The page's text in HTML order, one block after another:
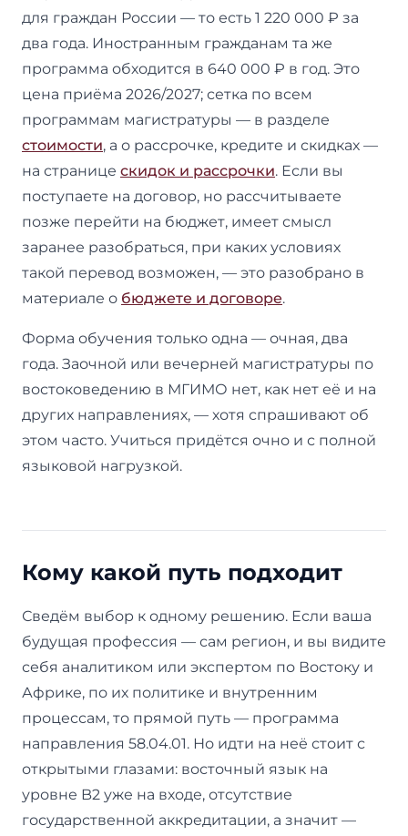
для граждан России — то есть 1 220 000 ₽ за
два года. Иностранным гражданам та же
программа обходится в 640 000 ₽ в год. Это
цена приёма 2026/2027; сетка по всем
программам магистратуры — в разделе
стоимости, а о рассрочке, кредите и скидках —
на странице скидок и рассрочки. Если вы
поступаете на договор, но рассчитываете
позже перейти на бюджет, имеет смысл
заранее разобраться, при каких условиях
такой перевод возможен, — это разобрано в
материале о бюджете и договоре.
Форма обучения только одна — очная, два
года. Заочной или вечерней магистратуры по
востоковедению в МГИМО нет, как нет её и на
других направлениях, — хотя спрашивают об
этом часто. Учиться придётся очно и с полной
языковой нагрузкой.
Кому какой путь подходит
Сведём выбор к одному решению. Если ваша
будущая профессия — сам регион, и вы видите
себя аналитиком или экспертом по Востоку и
Африке, по их политике и внутренним
процессам, то прямой путь — программа
направления 58.04.01. Но идти на неё стоит с
открытыми глазами: восточный язык на
уровне B2 уже на входе, отсутствие
государственной аккредитации, а значит —